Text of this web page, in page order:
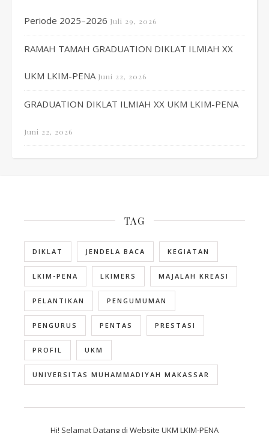
Periode 2025–2026 Juli 29, 2026
RAMAH TAMAH GRADUATION DIKLAT ILMIAH XX
UKM LKIM-PENA Juni 22, 2026
GRADUATION DIKLAT ILMIAH XX UKM LKIM-PENA
Juni 22, 2026
TAG
DIKLAT JENDELA BACA KEGIATAN
LKIM-PENA LKIMERS MAJALAH KREASI
PELANTIKAN PENGUMUMAN
PENGURUS PENTAS PRESTASI
PROFIL UKM
UNIVERSITAS MUHAMMADIYAH MAKASSAR
Hi! Selamat Datang di Website UKM LKIM-PENA